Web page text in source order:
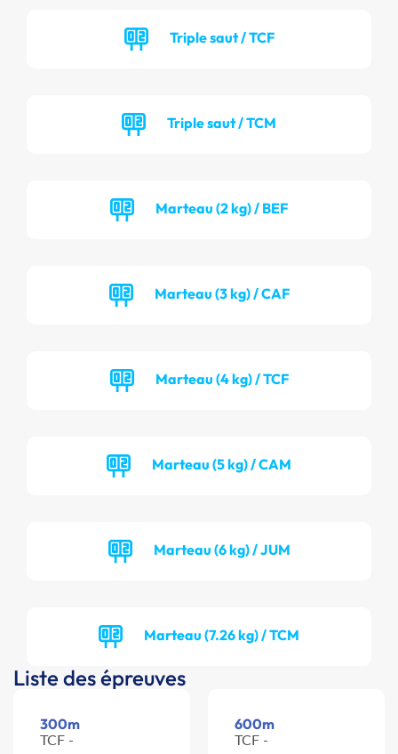
Triple saut / TCF
Triple saut / TCM
Marteau (2 kg) / BEF
Marteau (3 kg) / CAF
Marteau (4 kg) / TCF
Marteau (5 kg) / CAM
Marteau (6 kg) / JUM
Marteau (7.26 kg) / TCM
Liste des épreuves
300m
TCF -
600m
TCF -